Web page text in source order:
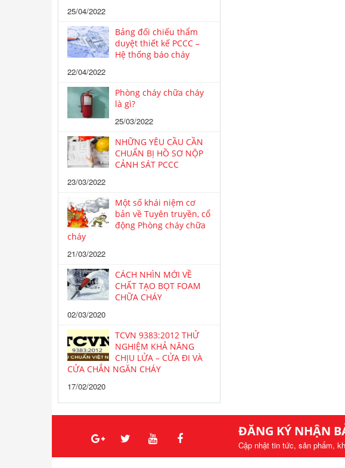
25/04/2022
Bảng đối chiếu thẩm
duyệt thiết kế PCCC –
Hệ thống báo cháy
22/04/2022
Phòng cháy chữa cháy
là gì?
25/03/2022
NHỮNG YÊU CẦU CẦN
CHUẨN BỊ HỒ SƠ NỘP
CẢNH SÁT PCCC
23/03/2022
Một số khái niệm cơ
bản về Tuyên truyền, cổ
động Phòng cháy chữa
cháy
21/03/2022
CÁCH NHÌN MỚI VỀ
CHẤT TẠO BỌT FOAM
CHỮA CHÁY
02/03/2020
TCVN 9383:2012 THỬ
NGHIỆM KHẢ NĂNG
CHỊU LỬA – CỬA ĐI VÀ
CỬA CHẮN NGĂN CHÁY
17/02/2020
ĐĂNG KÝ NHẬN
Cập nhật tin tức, sản phẩm,